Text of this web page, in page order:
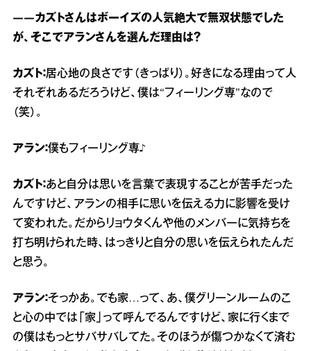
――カズトさんはボーイズの人気絶大で無双状態でした
が、そこでアランさんを選んだ理由は？
カズト：居心地の良さです（きっぱり）。好きになる理由って人
それぞれあるだろうけど、僕は“フィーリング専”なので
（笑）。
アラン：僕もフィーリング専♪
カズト：あと自分は思いを言葉で表現することが苦手だった
んですけど、アランの相手に思いを伝える力に影響を受け
て変われた。だからリョウタくんや他のメンバーに気持ちを
打ち明けられた時、はっきりと自分の思いを伝えられたんだ
と思う。
アラン：そっかあ。でも家…って、あ、僕グリーンルームのこ
と心の中では「家」って呼んでるんですけど、家に行くまで
の僕はもっとサバサバしてた。そのほうが傷つかなくて済む